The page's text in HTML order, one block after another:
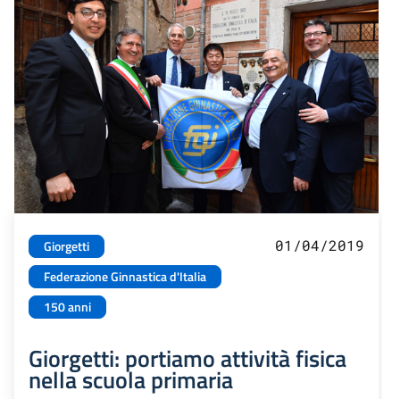
Giorgetti
Federazione Ginnastica d'Italia
150 anni
01/04/2019
Giorgetti: portiamo attività fisica
nella scuola primaria